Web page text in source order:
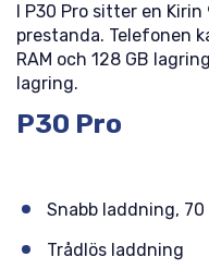
I P30 Pro sitter en
prestanda. Telefonen
RAM och 128 GB
lagring.
P30 Pro
Snabb laddning,
Trådlös laddning